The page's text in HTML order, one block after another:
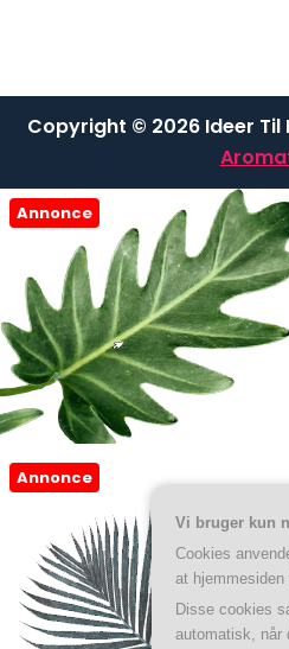
Copyright © 2026 Ideer Til
Annonce
Annonce
Vi bruger kun
Cookies
at hjemmesiden
Disse cookies
automatisk, når